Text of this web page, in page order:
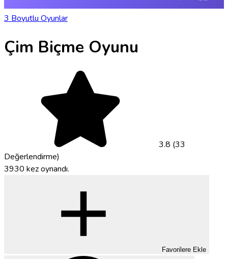
3 Boyutlu Oyunlar
Çim Biçme Oyunu
3.8 (33
Değerlendirme)
3930 kez oynandı.
Favorilere Ekle